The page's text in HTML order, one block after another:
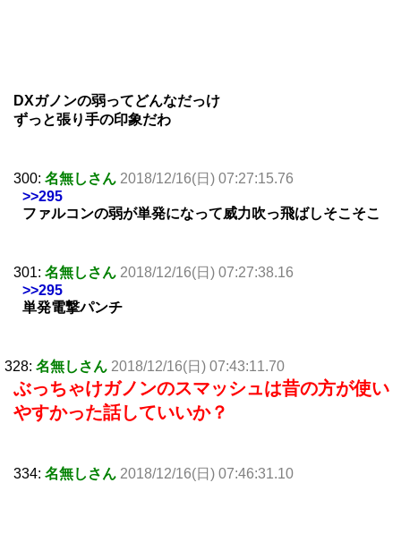
DXガノンの弱ってどんなだっけ
ずっと張り手の印象だわ
300: 名無しさん 2018/12/16(日) 07:27:15.76
>>295
ファルコンの弱が単発になって威力吹っ飛ばしそこそこ
301: 名無しさん 2018/12/16(日) 07:27:38.16
>>295
単発電撃パンチ
328: 名無しさん 2018/12/16(日) 07:43:11.70
ぶっちゃけガノンのスマッシュは昔の方が使い
やすかった話していいか？
334: 名無しさん 2018/12/16(日) 07:46:31.10